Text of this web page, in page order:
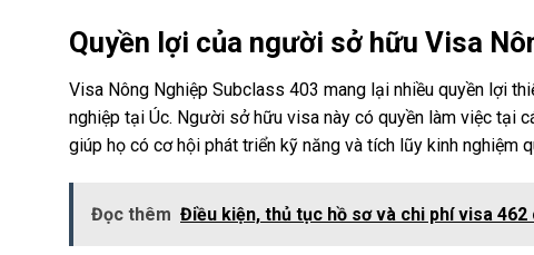
Quyền lợi của người sở hữu Visa
Visa Nông Nghiệp Subclass 403 mang lại nhiều quyền lợi
nghiệp tại Úc. Người sở hữu visa này có quyền làm việc tại
giúp họ có cơ hội phát triển kỹ năng và tích lũy kinh nghiệm
Đọc thêm Điều kiện, thủ tục hồ sơ và chi phí visa